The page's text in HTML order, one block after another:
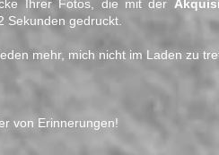
Ihrer Fotos, die mit der
Sekunden gedruckt.
mehr, mich nicht im Laden zu
von Erinnerungen!